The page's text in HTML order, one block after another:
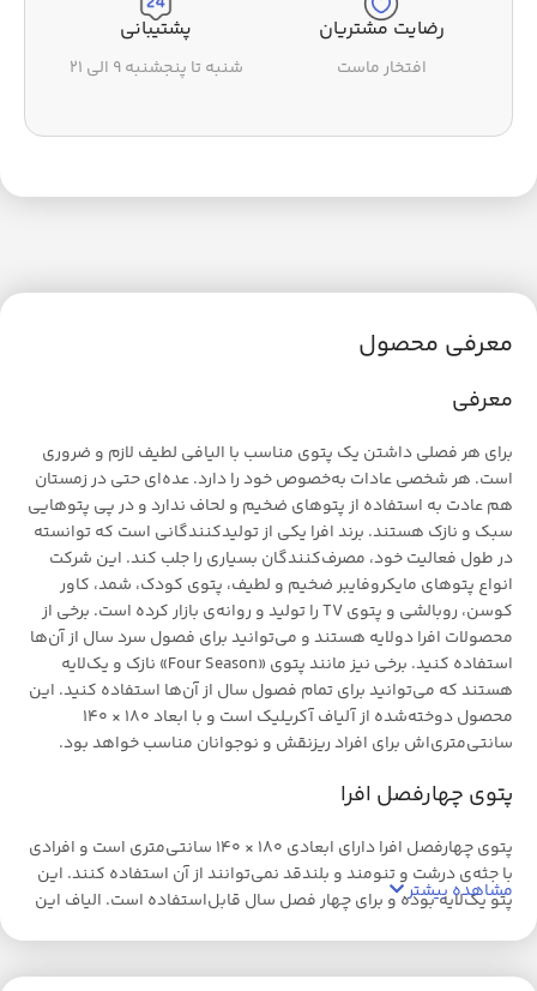
رضایت مشتریان
افتخار ماست
پشتیبانی
شنبه تا پنجشنبه ۹ الی ۲۱
معرفی محصول
معرفی
برای هر فصلی داشتن یک پتوی مناسب با الیافی لطیف لازم و ضروری
است. هر شخصی عادات به‌خصوص خود را دارد. عده‌ای حتی در زمستان
هم عادت به استفاده از پتوهای ضخیم و لحاف ندارد و در پی پتوهایی
سبک و نازک هستند. برند افرا یکی از تولیدکنندگانی است که توانسته
در طول فعالیت خود، مصرف‌کنندگان بسیاری را جلب کند. این شرکت
انواع پتوهای مایکروفایبر ضخیم و لطیف، پتوی کودک، شمد، کاور
کوسن، روبالشی و پتوی TV را تولید و روانه‌ی بازار کرده است. برخی از
محصولات افرا دولایه هستند و می‌توانید برای فصول سرد سال از آن‌ها
استفاده کنید. برخی نیز مانند پتوی «Four Season» نازک و یک‌لایه
هستند که می‌توانید برای تمام فصول سال از آن‌ها استفاده کنید. این
محصول دوخته‌شده از آلیاف آکریلیک است و با ابعاد 180 × 140
سانتی‌متری‌اش برای افراد ریزنقش و نوجوانان مناسب خواهد بود.
پتوی چهارفصل افرا
پتوی چهارفصل افرا دارای ابعادی 180 × 140 سانتی‌متری است و افرادی
با جثه‌ی درشت و تنومند و بلندقد نمی‌توانند از آن استفاده کنند. این
پتو یک‌لایه بوده و برای چهار فصل سال قابل‌استفاده است. الیاف این
سرویس خواب یا پتوست؛ درنتیجه در صورت استفاده از الیاف
مشاهده بیشتر